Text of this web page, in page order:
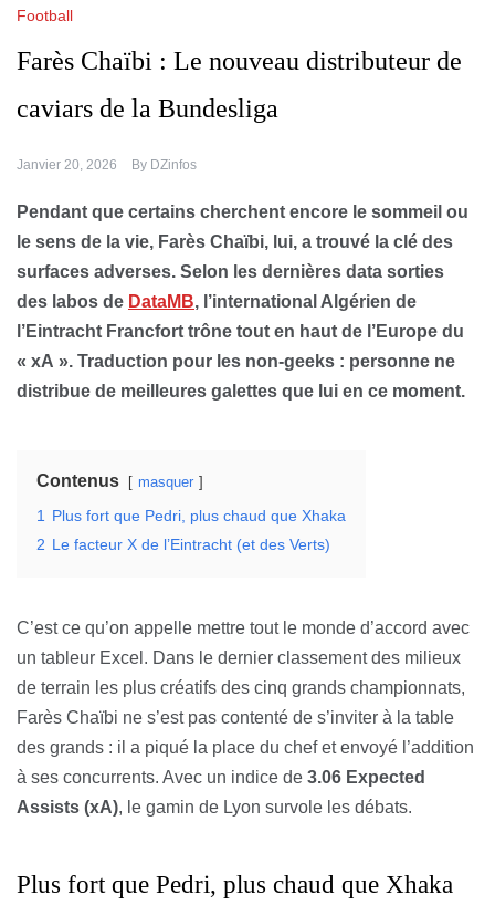
Football
Farès Chaïbi : Le nouveau distributeur de
caviars de la Bundesliga
Janvier 20, 2026 By DZinfos
Pendant que certains cherchent encore le sommeil ou
le sens de la vie, Farès Chaïbi, lui, a trouvé la clé des
surfaces adverses. Selon les dernières data sorties
des labos de DataMB, l’international Algérien de
l’Eintracht Francfort trône tout en haut de l’Europe du
« xA ». Traduction pour les non-geeks : personne ne
distribue de meilleures galettes que lui en ce moment.
Contenus masquer
1
Plus fort que Pedri, plus chaud que Xhaka
2 Le facteur X de l’Eintracht (et des Verts)
C’est ce qu’on appelle mettre tout le monde d’accord avec
un tableur Excel. Dans le dernier classement des milieux
de terrain les plus créatifs des cinq grands championnats,
Farès Chaïbi ne s’est pas contenté de s’inviter à la table
des grands : il a piqué la place du chef et envoyé l’addition
à ses concurrents. Avec un indice de 3.06 Expected
Assists (xA), le gamin de Lyon survole les débats.
Plus fort que Pedri, plus chaud que Xhaka